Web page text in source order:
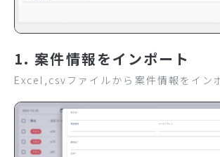
1. 案件情報をインポート
Excel,csvファイルから案件情報をイン